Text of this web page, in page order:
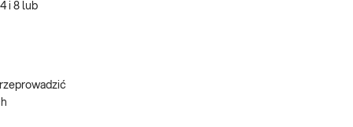
i 8 lub